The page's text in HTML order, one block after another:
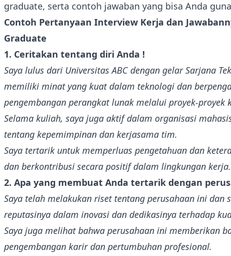
graduate, serta contoh jawaban yang bisa Anda
Contoh Pertanyaan Interview Kerja dan
Graduate
1. Ceritakan tentang diri Anda !
Saya lulus dari Universitas ABC dengan gelar Sarjana
memiliki minat yang kuat dalam teknologi dan
pengembangan perangkat lunak melalui proyek-proyek
Selama kuliah, saya juga aktif dalam organisasi
tentang kepemimpinan dan kerjasama tim.
Saya tertarik untuk memperluas pengetahuan dan
dan berkontribusi secara positif dalam lingkungan kerja.
2. Apa yang membuat Anda tertarik dengan
Saya telah melakukan riset tentang perusahaan ini dan
reputasinya dalam inovasi dan dedikasinya terhadap
Saya juga melihat bahwa perusahaan ini memberikan
pengembangan karir dan pertumbuhan profesional.